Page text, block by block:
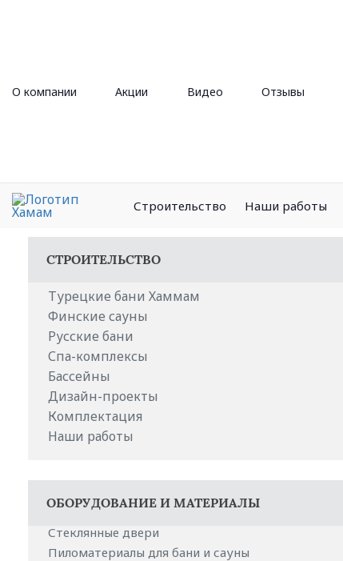
О компании Акции Видео Отзывы
Строительство Наши работы
СТРОИТЕЛЬСТВО
Турецкие бани Хаммам
Финские сауны
Русские бани
Спа-комплексы
Бассейны
Дизайн-проекты
Комплектация
Наши работы
ОБОРУДОВАНИЕ И МАТЕРИАЛЫ
Стеклянные двери
Пиломатериалы для бани и сауны